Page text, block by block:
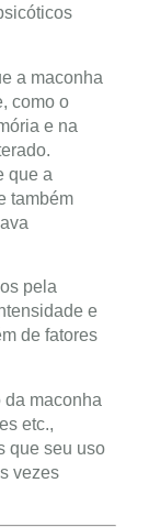
a maconha
como o
e na
que a
também
pela
e
de fatores
da maconha
etc.,
que seu uso
vezes